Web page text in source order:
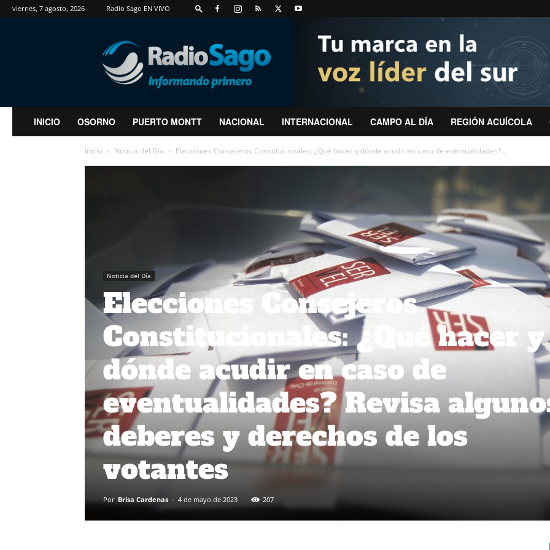
viernes, 7 agosto, 2026 Radio Sago EN VIVO
RadioSago
INICIO OSORNO PUERTO MONTT NACIONAL INTERNACIONAL CAMPO AL DÍA REGIÓN ACUÍCOLA
Inicio Noticia del Día Elecciones Consejeros Constitucionales: ¿Qué hacer y dónde acudir en caso de eventualidades?...
Noticia del Día
Elecciones Consejeros
Constitucionales: ¿Qué hacer y
dónde acudir en caso de
eventualidades? Revisa
deberes y derechos de los
votantes
Por Brisa Cardenas - 4 de mayo de 2023 207